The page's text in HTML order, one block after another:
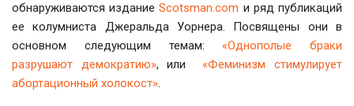
обнаруживаются изданиеScotsman.com и ряд публикаций
ее колумниста Джеральда Уорнера. Посвящены они в
основном следующим темам: «Однополые браки
разрушают демократию», или «Феминизм стимулирует
абортационный холокост».